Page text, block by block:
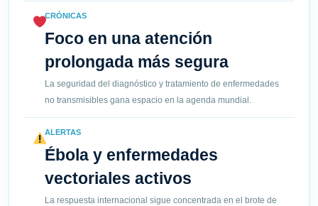
CRÓNICAS
Foco en una atención
prolongada más segura
La seguridad del diagnóstico y tratamiento de enfermedades
no transmisibles gana espacio en la agenda mundial.
ALERTAS
Ébola y enfermedades
vectoriales activos
La respuesta internacional sigue concentrada en el brote de